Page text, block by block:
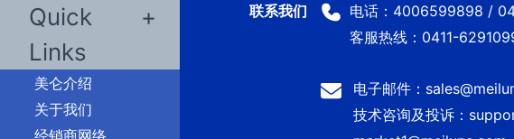
Quick
Links
美仑介绍
关于我们
电话：4006599898 /
客服热线：0411-
电子邮件：
技术咨询及投诉：